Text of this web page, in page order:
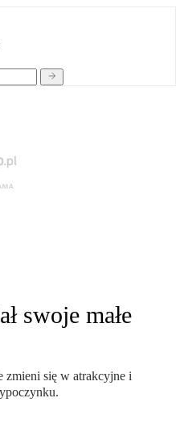
swoje małe
się w atrakcyjne i